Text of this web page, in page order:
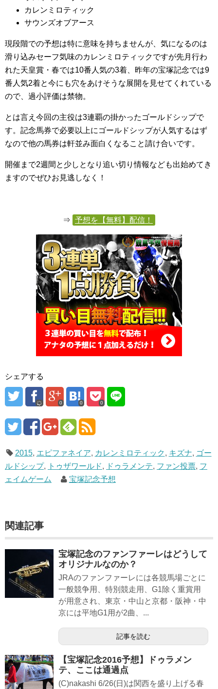
カレンミロティック
サウンズオブアース
現段階での予想は特に意味を持ちませんが、気になるのは
滑り込みセーフ気味のカレンミロティックですが先月行わ
れた天皇賞・春では10番人気の3着、昨年の宝塚記念では9
番人気2着と今にも穴をあけそうな展開を見せてくれている
ので、過小評価は禁物。
とは言え今回の主役は3連覇の掛かったゴールドシップで
す。記念馬券で必要以上にゴールドシップが人気するはず
なので他の馬券は軒並み面白くなること請け合いです。
開催まで2週間と少しとなり追い切り情報なども出始めてき
ますのでぜひお見逃しなく！
⇒ 予想を【無料】配信！
シェアする
0 0 0
2015, エピファネイア, カレンミロティック , キズナ, ゴー
ルドシップ, トゥザワールド, ドゥラメンテ, ファン投票, フ
ェイムゲーム
宝塚記念予想
関連記事
宝塚記念のファンファーレはどうして
オリジナルなのか？
JRAのファンファーレには各競馬場ごとに
一般競争用、特別競走用、G1除く重賞用
が用意され、東京・中山と京都・阪神・中
京には平地G1用が2曲、...
記事を読む
【宝塚記念2016予想】ドゥラメン
テ、ここは通過点
(C)nakashi 6/26(日)は関西を盛り上げる春